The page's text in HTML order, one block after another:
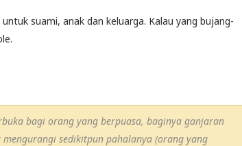
suami, anak dan keluarga. Kalau yang bujang-
bagi orang yang berpuasa, baginya ganjaran
sedikitpun pahalanya (orang yang